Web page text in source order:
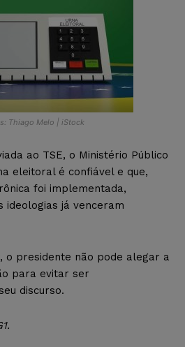
Thiago Melo | iStock
ao TSE, o Ministério Público
eleitoral é confiável e que,
foi implementada,
ideologias já venceram
o presidente não pode alegar a
para evitar ser
discurso.